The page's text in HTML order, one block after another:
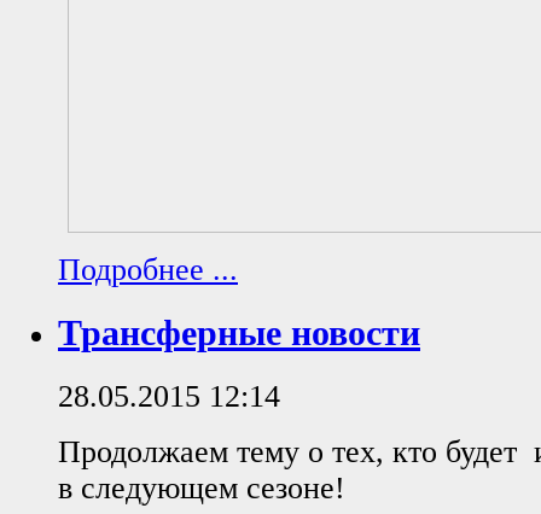
Подробнее ...
Трансферные новости
28.05.2015 12:14
Продолжаем тему о тех, кто будет
в следующем сезоне!